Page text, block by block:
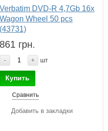
Verbatim DVD-R 4,7Gb 16x
Wagon Wheel 50 pcs
(43731)
861 грн.
- + шт
Купить
Сравнить
Добавить в закладки